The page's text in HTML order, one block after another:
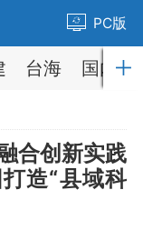
PC版
台海 国内
合创新实践
造“县域科